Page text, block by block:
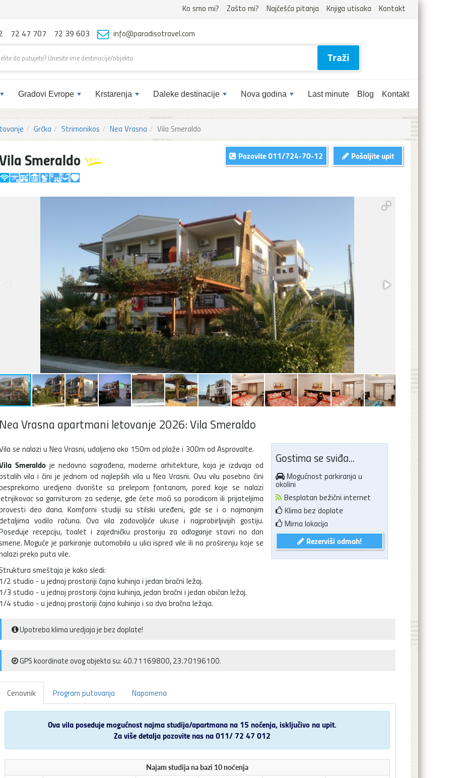
Ko smo mi? Zašto mi? Najčešća pitanja Knjiga utisaka Kontakt
Gradovi Evrope Krstarenja Daleke destinacije Nova godina Last minute Blog Kontakt
72 47 707 72 39 603 info@paradisotravel.com
Traži
Grčka Strimonikos Nea Vrasna Vila Smeraldo
Smeraldo Pošaljite upit
Pozovite011/724-70-12
Nea Vrasna apartmani letovanje 2026: Vila Smeraldo
Gostima se sviđa...
Mogućnost parkiranja u
okolini
Besplatan bežični internet
Klima bez doplate
Mirna lokacija
Rezerviši odmah!
se nalazi u Nea Vrasni, udaljena oko 150m od plaže i 300m od Asprovalte.
Smeraldoje nedavno sagrađena, moderne arhitekture, koja je izdvaja od
vila i čini je jednom od najlepših vila u Nea Vrasni. Ovu vilu posebno čini
uredjeno dvorište sa prelepom fontanom, pored koje se nalazi
sa garniturom za sedenje, gde ćete moći sa porodicom ili prijateljima
deo dana. Komforni studiji su stilski uređeni, gde se i o najmanjim
vodilo računa. Ova vila zadovoljiće ukuse i najprobirljivijih gostiju.
recepciju, toalet i zajedničku prostoriju za odlaganje stavri na dan
Moguće je parkiranje automobila u ulici ispred vile ili na proširenju koje se
preko puta vile.
Struktura smeštaja je kako sledi:
1/2 studio - u jednoj prostoriji čajna kuhinja i jedan bračni ležaj.
1/3 studio - u jednoj prostoriji čajna kuhinja, jedan bračni i jedan običan ležaj.
1/4 studio - u jednoj prostoriji čajna kuhinja i sa dva bračna ležaja.
Upotreba klima uredjaja je bez doplate!
GPS koordinate ovog objekta su: 40.71169800, 23.70196100.
Cenovnik Program putovanja Napomena
Ova vila poseduje mogućnost najma studija/apartmana na 15 noćenja, isključivo na upit.
Za više detalja pozovite nas na 011/ 72 47 012
Najam studija na bazi 10 noćenja